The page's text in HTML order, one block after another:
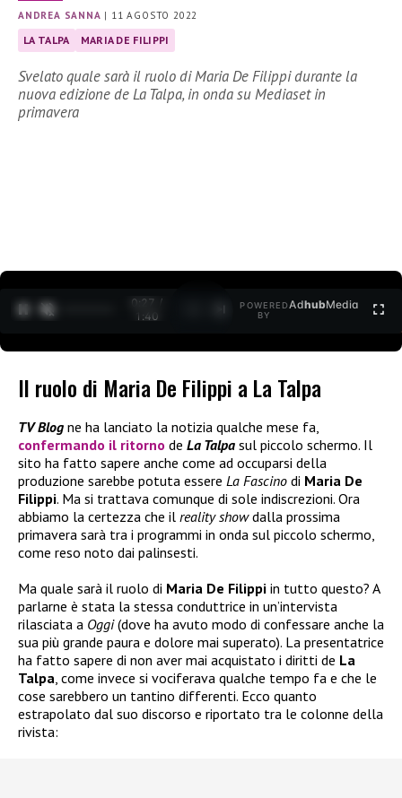
ANDREA SANNA | 11 AGOSTO 2022
LA TALPA MARIA DE FILIPPI
Svelato quale sarà il ruolo di Maria De Filippi durante la
nuova edizione de La Talpa, in onda su Mediaset in
primavera
0:27 /
1:40
POWERED
BY
AdhubMedia
Il ruolo di Maria De Filippi a La Talpa
TV Blog ne ha lanciato la notizia qualche mese fa,
confermando il ritorno de La Talpa sul piccolo schermo. Il
sito ha fatto sapere anche come ad occuparsi della
produzione sarebbe potuta essere La Fascino di Maria De
Filippi. Ma si trattava comunque di sole indiscrezioni. Ora
abbiamo la certezza che il reality showdalla prossima
primavera sarà tra i programmi in onda sul piccolo schermo,
come reso noto dai palinsesti.
Ma quale sarà il ruolo di Maria De Filippi in tutto questo? A
parlarne è stata la stessa conduttrice in un’intervista
rilasciata a Oggi(dove ha avuto modo di confessare anche la
sua più grande paura e dolore mai superato). La presentatrice
ha fatto sapere di non aver mai acquistato i diritti de La
Talpa, come invece si vociferava qualche tempo fa e che le
cose sarebbero un tantino differenti. Ecco quanto
estrapolato dal suo discorso e riportato tra le colonne della
rivista: